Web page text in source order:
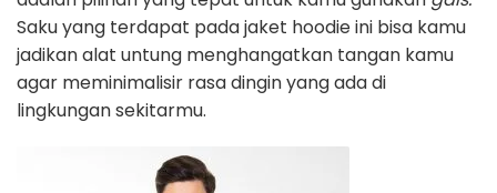
Saku yang terdapat pada jaket hoodie ini bisa kamu
jadikan alat untung menghangatkan tangan kamu
agar meminimalisir rasa dingin yang ada di
lingkungan sekitarmu.